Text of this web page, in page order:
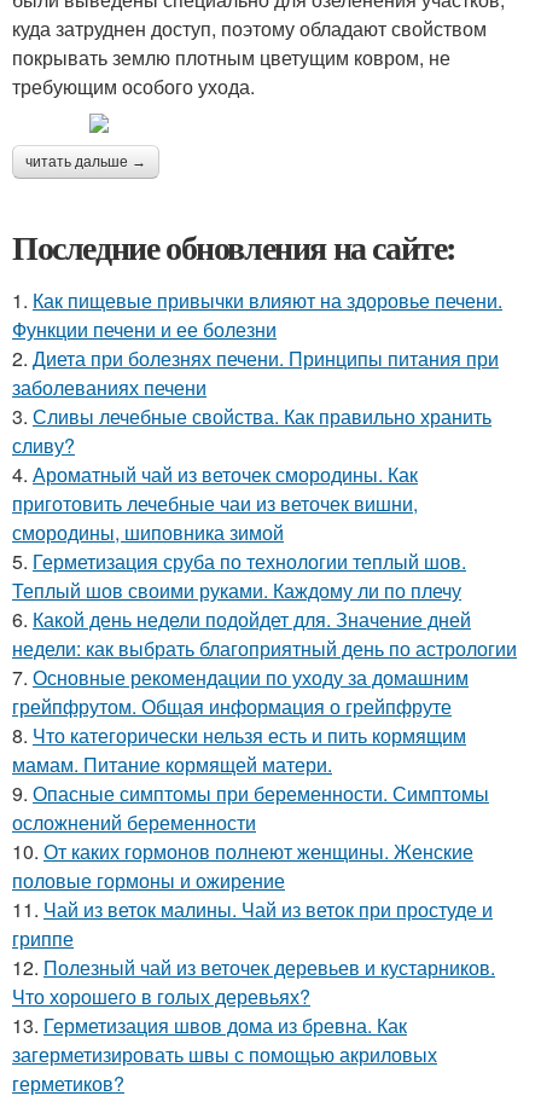
куда затруднен доступ, поэтому обладают свойством
покрывать землю плотным цветущим ковром, не
требующим особого ухода.
читать дальше →
Последние обновления на сайте:
1. Как пищевые привычки влияют на здоровье печени.
Функции печени и ее болезни
2. Диета при болезнях печени. Принципы питания при
заболеваниях печени
3. Сливы лечебные свойства. Как правильно хранить
сливу?
4. Ароматный чай из веточек смородины. Как
приготовить лечебные чаи из веточек вишни,
смородины, шиповника зимой
5. Герметизация сруба по технологии теплый шов.
Теплый шов своими руками. Каждому ли по плечу
6. Какой день недели подойдет для. Значение дней
недели: как выбрать благоприятный день по астрологии
7. Основные рекомендации по уходу за домашним
грейпфрутом. Общая информация о грейпфруте
8. Что категорически нельзя есть и пить кормящим
мамам. Питание кормящей матери.
9. Опасные симптомы при беременности. Симптомы
осложнений беременности
10. От каких гормонов полнеют женщины. Женские
половые гормоны и ожирение
11. Чай из веток малины. Чай из веток при простуде и
гриппе
12. Полезный чай из веточек деревьев и кустарников.
Что хорошего в голых деревьях?
13. Герметизация швов дома из бревна. Как
загерметизировать швы с помощью акриловых
герметиков?